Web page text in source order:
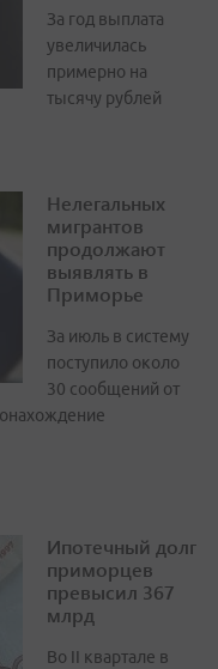
За год выплата
увеличилась
примерно на
тысячу рублей
Нелегальных
мигрантов
продолжают
выявлять в
Приморье
За июль в систему
поступило около
30 сообщений от
Ипотечный долг
приморцев
превысил 367
млрд
Во II квартале в